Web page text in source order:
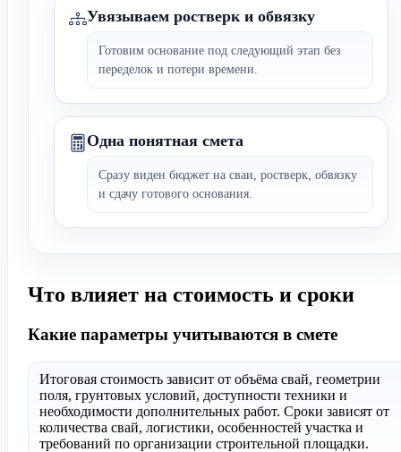
Увязываем ростверк и обвязку
Готовим основание под следующий этап без
переделок и потери времени.
Одна понятная смета
Сразу виден бюджет на сваи, ростверк, обвязку
и сдачу готового основания.
Что влияет на стоимость и сроки
Какие параметры учитываются в смете
Итоговая стоимость зависит от объёма свай, геометрии
поля, грунтовых условий, доступности техники и
необходимости дополнительных работ. Сроки зависят от
количества свай, логистики, особенностей участка и
требований по организации строительной площадки.